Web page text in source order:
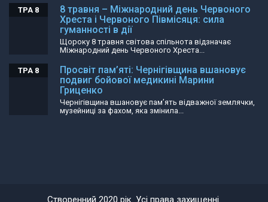
8 травня – Міжнародний день Червоного
Хреста і Червоного Півмісяця: сила
гуманності в дії
ТРА 8
Щороку 8 травня світова спільнота відзначає
Міжнародний день Червоного Хреста...
Просвіт пам’яті: Чернігівщина вшановує
подвиг бойової медикині Марини
Гриценко
ТРА 8
Чернігівщина вшановує пам’ять відважної землячки,
музейниці за фахом, яка змінила...